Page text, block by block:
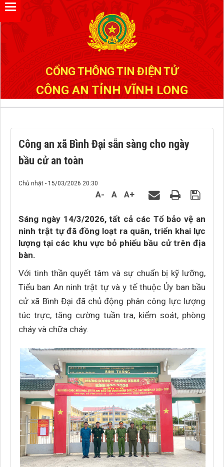
CỔNG THÔNG TIN ĐIỆN TỬ
CÔNG AN TỈNH VĨNH LONG
Công an xã Bình Đại sẵn sàng cho ngày
bầu cử an toàn
Chủ nhật - 15/03/2026 20:30
A- A A+
Sáng ngày 14/3/2026, tất cả các Tổ bảo vệ an
ninh trật tự đã đồng loạt ra quân, triển khai lực
lượng tại các khu vực bỏ phiếu bầu cử trên địa
bàn.
Với tinh thần quyết tâm và sự chuẩn bị kỹ lưỡng,
Tiểu ban An ninh trật tự và y tế thuộc Ủy ban bầu
cử xã Bình Đại đã chủ động phân công lực lượng
túc trực, tăng cường tuần tra, kiểm soát, phòng
cháy và chữa cháy.